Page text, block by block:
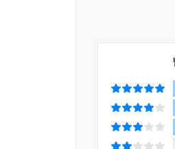
20세기 한국인에게
이르기 위해 해방
『태백산맥』은 시
1983년 《현대문학